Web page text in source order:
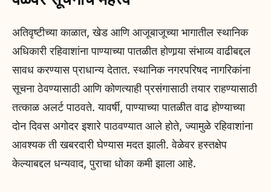
अतिवृष्टीच्या काळात, खेड आणि आजूबाजूच्या भागातील स्थानिक
अधिकारी रहिवाशांना पाण्याच्या पातळीत होणार्‍या संभाव्य वाढीबद्दल
सावध करण्यास प्राधान्य देतात. स्थानिक नगरपरिषद नागरिकांना
सूचना ठेवण्यासाठी आणि कोणत्याही प्रसंगासाठी तयार राहण्यासाठी
तत्काळ अलर्ट पाठवते. यावर्षी, पाण्याच्या पातळीत वाढ होण्याच्या
दोन दिवस अगोदर इशारे पाठवण्यात आले होते, ज्यामुळे रहिवाशांना
आवश्यक ती खबरदारी घेण्यास मदत झाली. वेळेवर हस्तक्षेप
केल्याबद्दल धन्यवाद, पुराचा धोका कमी झाला आहे.